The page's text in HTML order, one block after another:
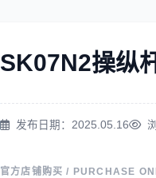
SK07N2操纵
发布日期：2025.05.16
官方店铺购买 / PURCHASE